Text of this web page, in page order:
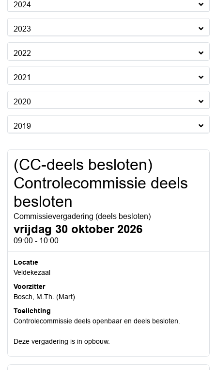
2024
2023
2022
2021
2020
2019
(CC-deels besloten)
Controlecommissie deels
besloten
Commissievergadering (deels besloten)
vrijdag 30 oktober 2026
09:00 - 10:00
Locatie
Veldekezaal
Voorzitter
Bosch, M.Th. (Mart)
Toelichting
Controlecommissie deels openbaar en deels besloten.
Deze vergadering is in opbouw.